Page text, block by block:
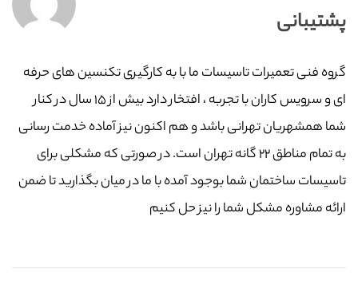
پشتیبانی
گروه فنی تعمیرات تاسیسات ما با به‌ کارگیری تکنسین های حرفه
ای و سرویس کاران با تجربه ، افتخار دارد بیش از ۱۵ سال در کنار
شما همشهریان تهرانی باشد و هم اکنون نیز آماده خدمت رسانی
به تمام مناطق ۲۲ گانه تهران است. در صورتی که مشکلی برای
تاسیسات ساختمان شما بوجود آمده با ما در میان بگذارید تا ضمن
ارائه مشاوره مشکل شما را نیز حل کنیم